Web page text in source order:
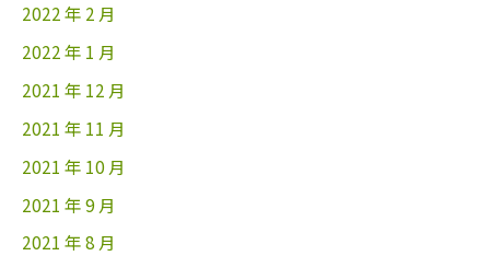
2022 年 2 月
2022 年 1 月
2021 年 12 月
2021 年 11 月
2021 年 10 月
2021 年 9 月
2021 年 8 月